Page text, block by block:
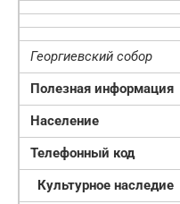
Георгиевский собор
Полезная информация
Население
Телефонный код
Культурное наследие